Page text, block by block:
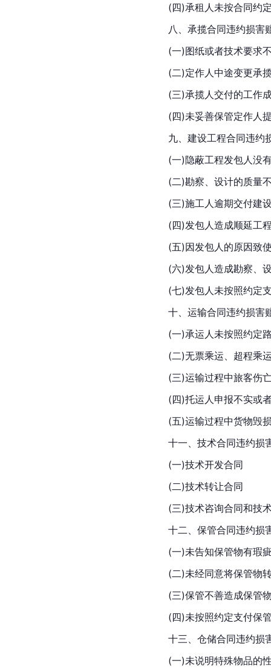
(四)承租人未按合同约
八、 承揽合同违约损害
(一)图纸或者技术要求
(二)定作人中途变更承
(三)承揽人 交付的工作
(四)未妥善保管定作人
九、建设工程合同违约
(一)隐蔽工程发包人没
(二)勘察、设计的质量
(三)施工人 逾期交付建
(四)发包人造成顺延工
(五)因发包人的原因致
(六)发包人造成勘察、
(七)发包人未按照约定
十、运输合同违约损害
(一)承运人未按照约定
(二)无票乘运、超程乘
(三)运输过程中旅客伤
(四)托运人申报不实或
(五)运输过程中货物毁
十一、技术合同违约损
(一)技术开发合同
(二)技术转让合同
(三)技术咨询合同和技
十二、保管合同违约损
(一)未告知保管物有瑕
(二)未经同意将保管物
(三)保管不善造成保管
(四)未按照约定支付保
十三、仓储合同违约损
(一)未说明特殊物品的